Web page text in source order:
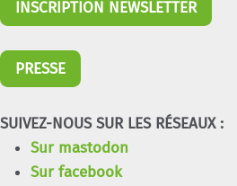
INSCRIPTION NEWSLETTER
PRESSE
SUIVEZ-NOUS SUR LES RÉSEAUX :
Sur mastodon
Sur facebook